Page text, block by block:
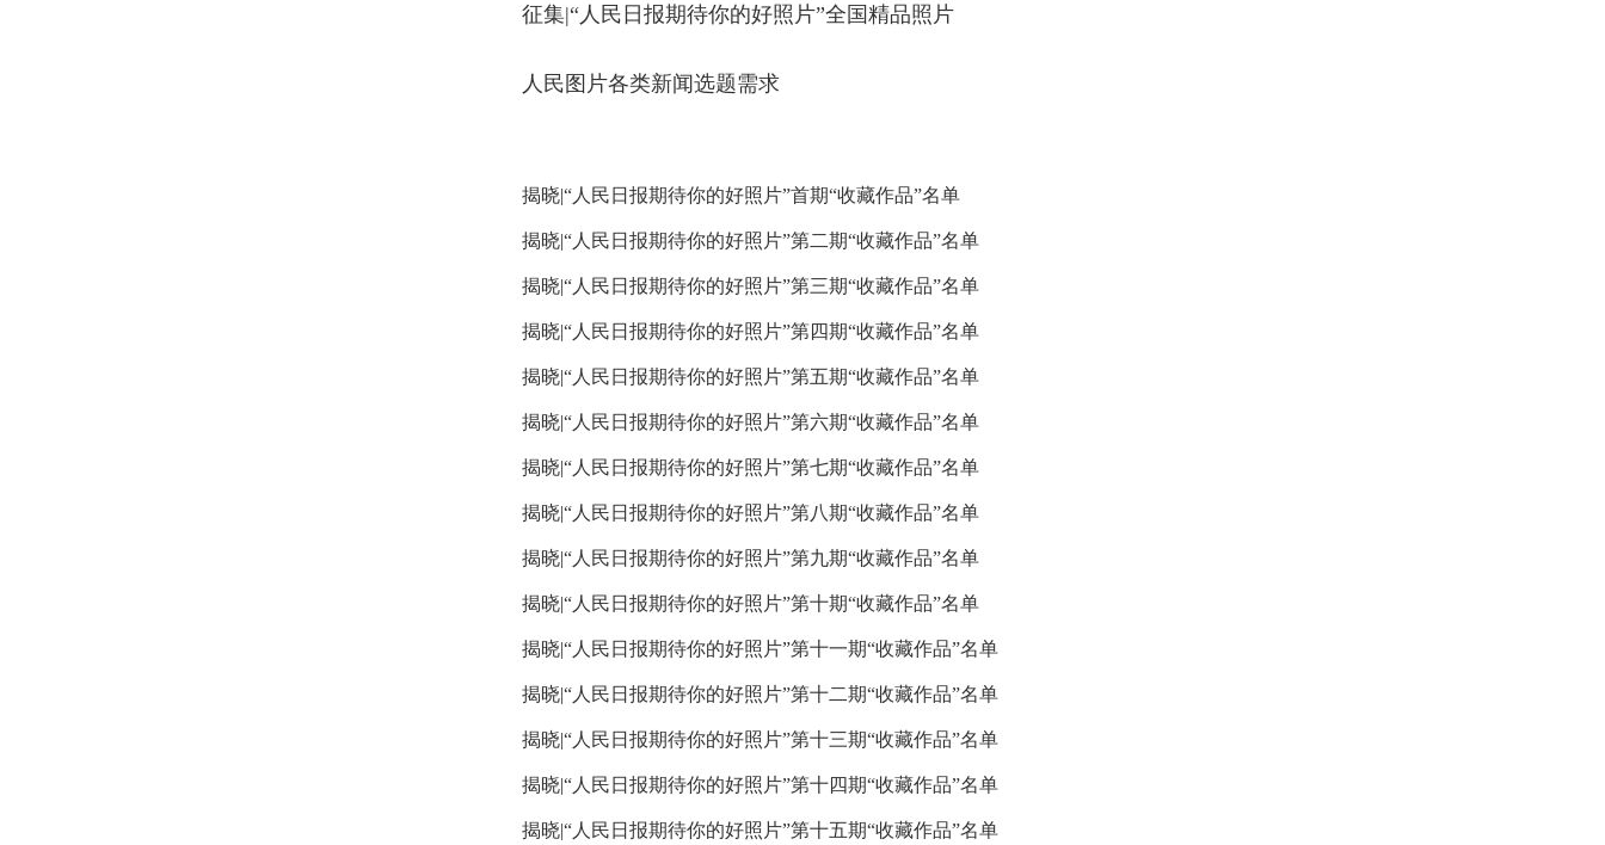
征集|“人民日报期待你的好照片”全国精品照片
人民图片各类新闻选题需求
揭晓|“人民日报期待你的好照片”首期“收藏作品”名单
揭晓|“人民日报期待你的好照片”第二期“收藏作品”名单
揭晓|“人民日报期待你的好照片”第三期“收藏作品”名单
揭晓|“人民日报期待你的好照片”第四期“收藏作品”名单
揭晓|“人民日报期待你的好照片”第五期“收藏作品”名单
揭晓|“人民日报期待你的好照片”第六期“收藏作品”名单
揭晓|“人民日报期待你的好照片”第七期“收藏作品”名单
揭晓|“人民日报期待你的好照片”第八期“收藏作品”名单
揭晓|“人民日报期待你的好照片”第九期“收藏作品”名单
揭晓|“人民日报期待你的好照片”第十期“收藏作品”名单
揭晓|“人民日报期待你的好照片”第十一期“收藏作品”名单
揭晓|“人民日报期待你的好照片”第十二期“收藏作品”名单
揭晓|“人民日报期待你的好照片”第十三期“收藏作品”名单
揭晓|“人民日报期待你的好照片”第十四期“收藏作品”名单
揭晓|“人民日报期待你的好照片”第十五期“收藏作品”名单